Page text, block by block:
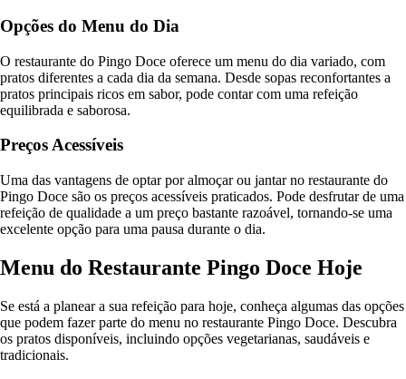
Opções do Menu do Dia
O restaurante do Pingo Doce oferece um menu do dia variado, com
pratos diferentes a cada dia da semana. Desde sopas reconfortantes a
pratos principais ricos em sabor, pode contar com uma refeição
equilibrada e saborosa.
Preços Acessíveis
Uma das vantagens de optar por almoçar ou jantar no restaurante do
Pingo Doce são os preços acessíveis praticados. Pode desfrutar de uma
refeição de qualidade a um preço bastante razoável, tornando-se uma
excelente opção para uma pausa durante o dia.
Menu do Restaurante Pingo Doce Hoje
Se está a planear a sua refeição para hoje, conheça algumas das opções
que podem fazer parte do menu no restaurante Pingo Doce. Descubra
os pratos disponíveis, incluindo opções vegetarianas, saudáveis e
tradicionais.